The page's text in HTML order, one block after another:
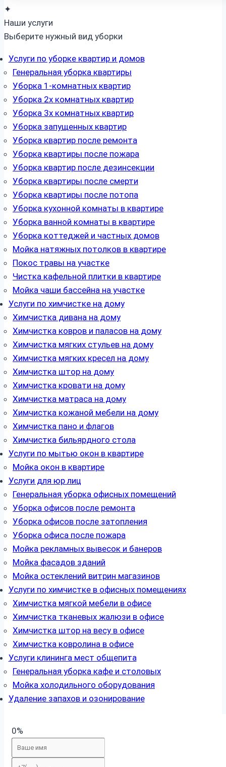
✦
Наши услуги
Выберите нужный вид уборки
Услуги по уборке квартир и домов
Генеральная уборка квартиры
Уборка 1-комнатных квартир
Уборка 2х комнатных квартир
Уборка 3х комнатных квартир
Уборка запущенных квартир
Уборка квартир после ремонта
Уборка квартиры после пожара
Уборка квартир после дезинсекции
Уборка квартиры после смерти
Уборка квартиры после потопа
Уборка кухонной комнаты в квартире
Уборка ванной комнаты в квартире
Уборка коттеджей и частных домов
Мойка натяжных потолков в квартире
Покос травы на участке
Чистка кафельной плитки в квартире
Мойка чаши бассейна на участке
Услуги по химчистке на дому
Химчистка дивана на дому
Химчистка ковров и паласов на дому
Химчистка мягких стульев на дому
Химчистка мягких кресел на дому
Химчистка штор на дому
Химчистка кровати на дому
Химчистка матраса на дому
Химчистка кожаной мебели на дому
Химчистка пано и флагов
Химчистка бильярдного стола
Услуги по мытью окон в квартире
Мойка окон в квартире
Услуги для юр лиц
Генеральная уборка офисных помещений
Уборка офисов после ремонта
Уборка офисов после затопления
Уборка офиса после пожара
Мойка рекламных вывесок и банеров
Мойка фасадов зданий
Мойка остеклений витрин магазинов
Услуги по химчистке в офисных помещениях
Химчистка мягкой мебели в офисе
Химчистка тканевых жалюзи в офисе
Химчистка штор на весу в офисе
Химчистка ковролина в офисе
Услуги клининга мест общепита
Генеральная уборка кафе и столовых
Мойка холодильного оборудования
Удаление запахов и озонирование
0%